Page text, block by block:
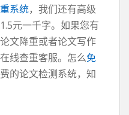
系统，我们还有高级
元一千字。如果您有
文降重或者论文写作
线查重客服。怎么免
的论文检测系统，知